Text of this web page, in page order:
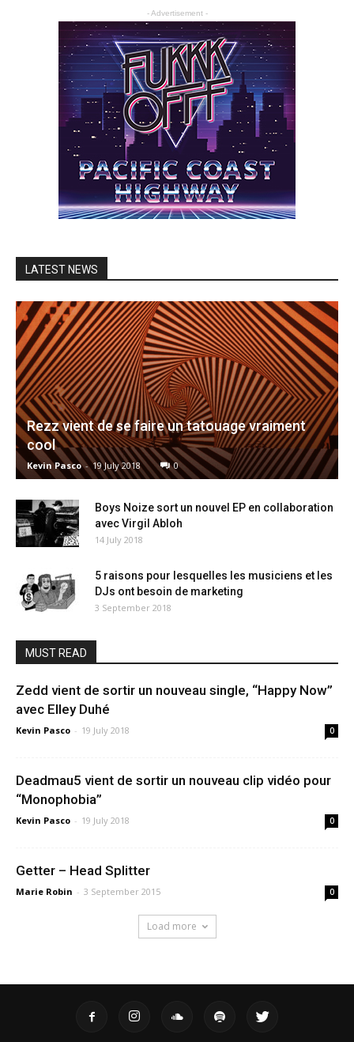
- Advertisement -
LATEST NEWS
Rezz vient de se faire un tatouage vraiment
cool
Kevin Pasco - 19 July 2018 0
Boys Noize sort un nouvel EP en collaboration
avec Virgil Abloh
14 July 2018
5 raisons pour lesquelles les musiciens et les
DJs ont besoin de marketing
3 September 2018
MUST READ
Zedd vient de sortir un nouveau single, “Happy Now”
avec Elley Duhé
Kevin Pasco - 19 July 2018 0
Deadmau5 vient de sortir un nouveau clip vidéo pour
“Monophobia”
Kevin Pasco - 19 July 2018 0
Getter – Head Splitter
Marie Robin - 3 September 2015 0
Load more